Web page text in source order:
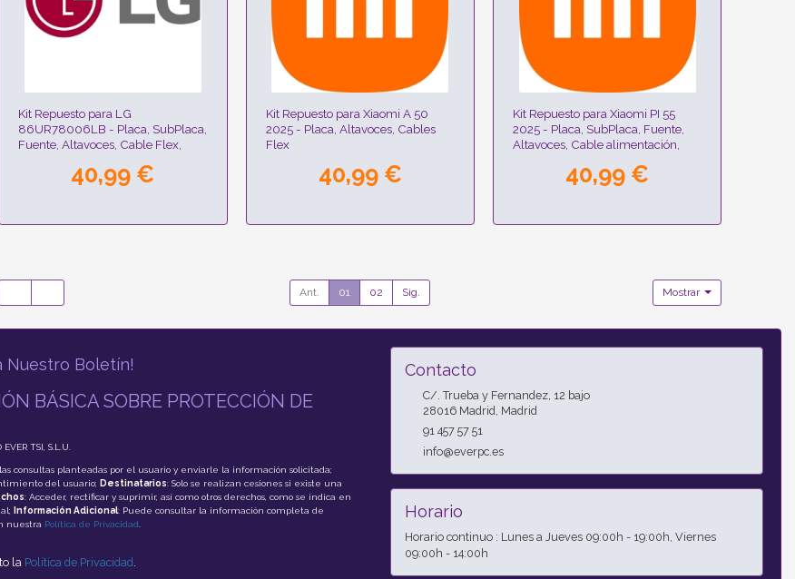
Kit Repuesto para LG
86UR78006LB - Placa, SubPlaca,
Fuente, Altavoces, Cable Flex,
40,99 €
Kit Repuesto para Xiaomi A 50
2025 - Placa, Altavoces, Cables
Flex
40,99 €
Kit Repuesto para Xiaomi PI 55
2025 - Placa, SubPlaca, Fuente,
Altavoces, Cable alimentación,
Receptor IR40,99 €
Ant. 01 02 Sig. Mostrar
Nuestro Boletín!
BÁSICA SOBRE PROTECCIÓN DE
EVER TSI, S.L.U.
consultas planteadas por el usuario y enviarle la información solicitada;
del usuario; Destinatarios: Solo se realizan cesiones si existe una
: Acceder, rectificar y suprimir, así como otros derechos, como se indica en
Información Adicional: Puede consultar la información completa de
nuestra Política de Privacidad
la Política de Privacidad
Contacto
C/. Trueba y Fernandez, 12 bajo
28016 Madrid Madrid
91 457 57 51
info@everpc.es
Horario
Horario continuo : Lunes a Jueves 09:00h - 19:00h, Viernes
09:00h - 14:00h